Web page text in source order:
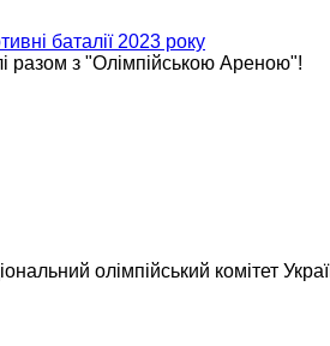
разом з "Олімпійською Ареною"!
олімпійський комітет